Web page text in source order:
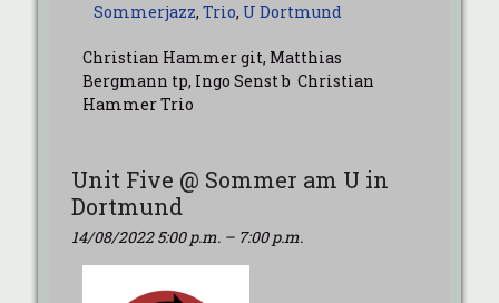
Sommerjazz, Trio, U Dortmund
Christian Hammer git, Matthias
Bergmann tp, Ingo Senst b Christian
Hammer Trio
Unit Five @ Sommer am U in
Dortmund
14/08/2022 5:00 p.m. – 7:00 p.m.